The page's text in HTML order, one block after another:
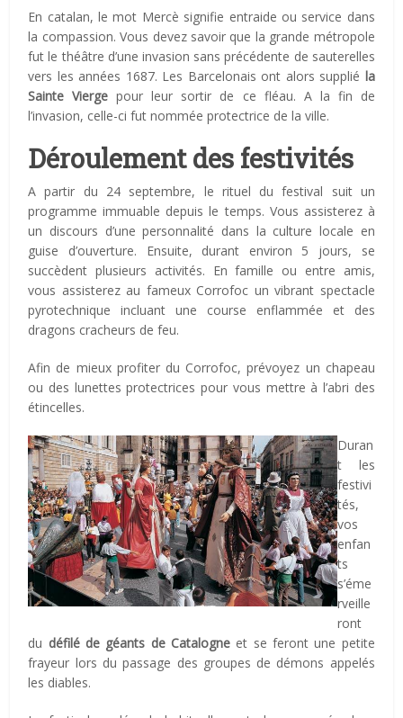
En catalan, le mot Mercè signifie entraide ou service dans
la compassion. Vous devez savoir que la grande métropole
fut le théâtre d’une invasion sans précédente de sauterelles
vers les années 1687. Les Barcelonais ont alors supplié la
Sainte Vierge pour leur sortir de ce fléau. A la fin de
l’invasion, celle-ci fut nommée protectrice de la ville.
Déroulement des festivités
A partir du 24 septembre, le rituel du festival suit un
programme immuable depuis le temps. Vous assisterez à
un discours d’une personnalité dans la culture locale en
guise d’ouverture. Ensuite, durant environ 5 jours, se
succèdent plusieurs activités. En famille ou entre amis,
vous assisterez au fameux Corrofoc un vibrant spectacle
pyrotechnique incluant une course enflammée et des
dragons cracheurs de feu.
Afin de mieux profiter du Corrofoc, prévoyez un chapeau
ou des lunettes protectrices pour vous mettre à l’abri des
étincelles.
Duran
t les
festivi
tés,
vos
enfan
ts
s’éme
rveille
ront
du défilé de géants de Catalogne et se feront une petite
frayeur lors du passage des groupes de démons appelés
les diables.